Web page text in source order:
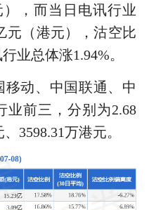
，而当日电讯行业
元（港元），沽空比
业总体涨1.94%。
移动、中国联通、中
业前三，分别为2.68
3598.31万港元。